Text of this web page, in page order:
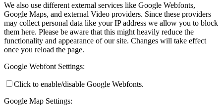
We also use different external services like Google Webfonts,
Google Maps, and external Video providers. Since these providers
may collect personal data like your IP address we allow you to block
them here. Please be aware that this might heavily reduce the
functionality and appearance of our site. Changes will take effect
once you reload the page.
Google Webfont Settings:
Click to enable/disable Google Webfonts.
Google Map Settings: